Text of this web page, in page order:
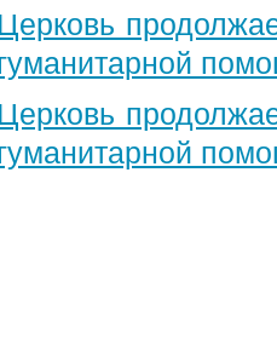
Церковь
Церковь